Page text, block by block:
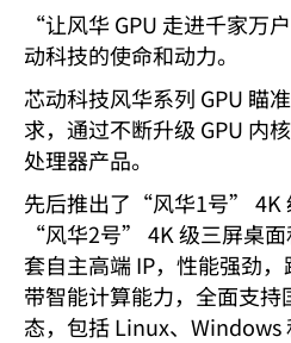
“让风华 GPU 走进千家万
动科技的使命和动力。
芯动科技风华系列 GPU 瞄
求，通过不断升级 GPU 内
处理器产品。
先后推出了“风华1号” 4K
“风华2号” 4K 级三屏桌
套自主高端 IP，性能强劲
带智能计算能力，全面支持
态，包括 Linux、Windows